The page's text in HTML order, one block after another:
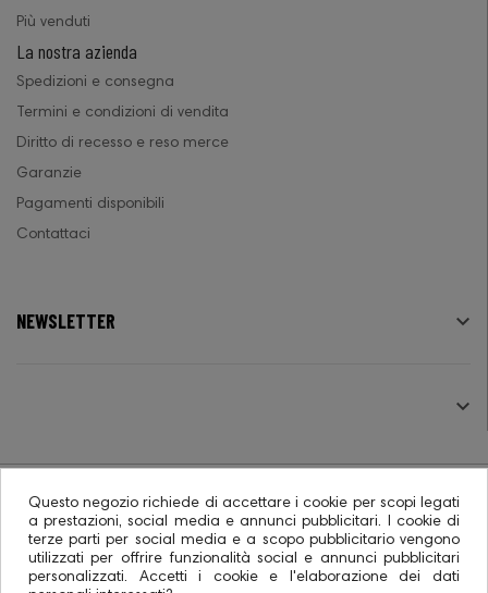
Più venduti
La nostra azienda
Spedizioni e consegna
Termini e condizioni di vendita
Diritto di recesso e reso merce
Garanzie
Pagamenti disponibili
Contattaci
NEWSLETTER 

© 2026 - Ecommerce software CO.RA. SpA
Questo negozio richiede di accettare i cookie per scopi legati
a prestazioni, social media e annunci pubblicitari. I cookie di
terze parti per social media e a scopo pubblicitario vengono
utilizzati per offrire funzionalità social e annunci pubblicitari
personalizzati. Accetti i cookie e l'elaborazione dei dati